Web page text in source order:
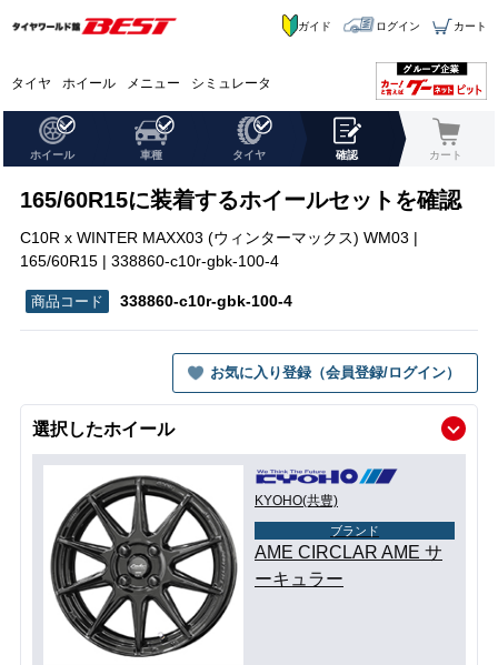
タイヤ ホイール メニュー シミュレータ
ガイド ログイン カート
ホイール 車種 タイヤ 確認 カート
165/60R15に装着するホイールセットを確認
C10R x WINTER MAXX03 (ウィンターマックス) WM03 |
165/60R15 | 338860-c10r-gbk-100-4
338860-c10r-gbk-100-4
お気に入り登録（会員登録/ログイン）
選択したホイール
KYOHO(共豊)
ブランド
AME CIRCLAR AME サ
ーキュラー